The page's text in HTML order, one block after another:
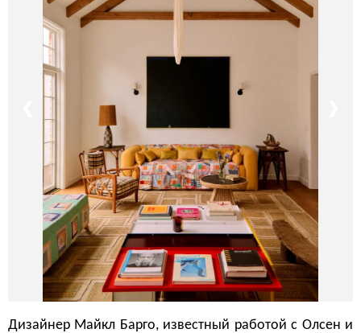
Дизайнер Майкл Барго, известный работой с Олсен и